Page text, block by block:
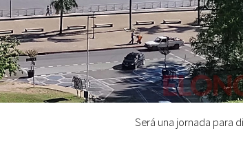
Será una jornada para